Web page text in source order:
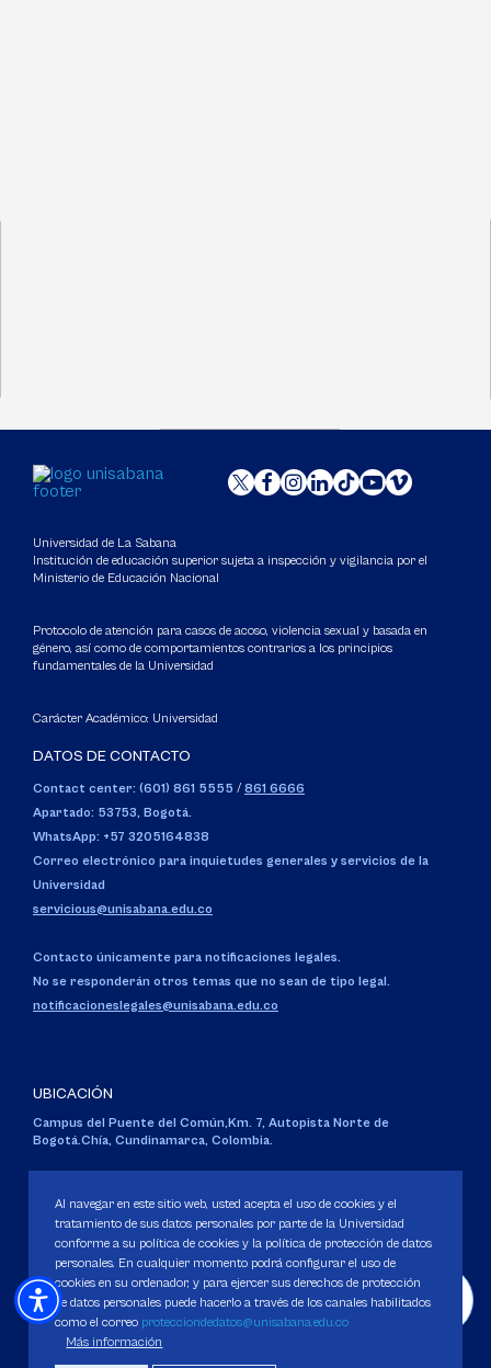
Universidad de La Sabana
Institución de educación superior sujeta a inspección y vigilancia por el
Ministerio de Educación Nacional
Protocolo de atención para casos de acoso, violencia sexual y basada en
género, así como de comportamientos contrarios a los principios
fundamentales de la Universidad
Carácter Académico: Universidad
DATOS DE CONTACTO
Contact center: (601) 861 5555 / 861 6666
Apartado: 53753, Bogotá.
WhatsApp: +57 3205164838
Correo electrónico para inquietudes generales y servicios de la
Universidad
servicious@unisabana.edu.co
Contacto únicamente para notificaciones legales.
No se responderán otros temas que no sean de tipo legal.
notificacioneslegales@unisabana.edu.co
UBICACIÓN
Campus del Puente del Común,Km. 7, Autopista Norte de
Bogotá.Chía, Cundinamarca, Colombia.
Personería Jurídica:Resolución 130 del 14 de enero de 1980.
Ministerio de Educación Nacional.
Política de Protección de datos
Al navegar en este sitio web, usted acepta el uso de cookies y el
tratamiento de sus datos personales por parte de la Universidad
conforme a su política de cookies y la política de protección de datos
personales. En cualquier momento podrá configurar el uso de
cookies en su ordenador, y para ejercer sus derechos de protección
de datos personales puede hacerlo a través de los canales habilitados
como el correo protecciondedatos@unisabana.edu.co
Más información